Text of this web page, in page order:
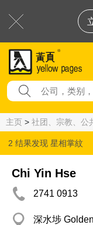
主页 > 社团、宗教、公
2 结果发现 星相掌紋
Chi Yin Hse
2741 0913
深水埗